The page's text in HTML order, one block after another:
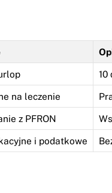
10
na leczenie
z PFRON
i podatkowe